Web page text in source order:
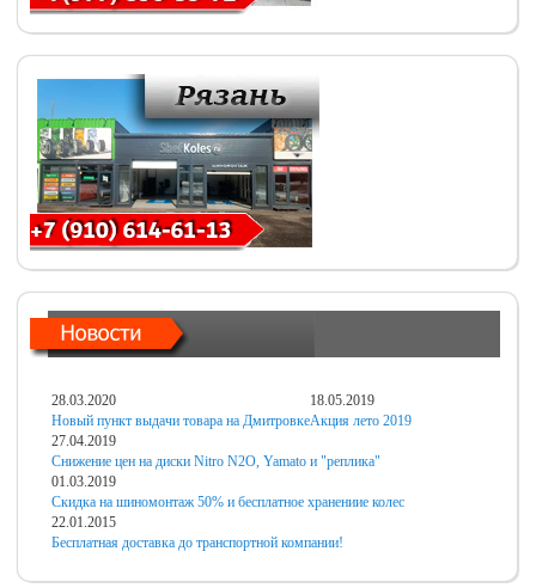
28.03.2020
Новый пункт выдачи товара на Дмитровке
18.05.2019
Акция лето 2019
27.04.2019
Снижение цен на диски Nitro N2O, Yamato и "реплика"
01.03.2019
Скидка на шиномонтаж 50% и бесплатное хранениие колес
22.01.2015
Бесплатная доставка до транспортной компании!